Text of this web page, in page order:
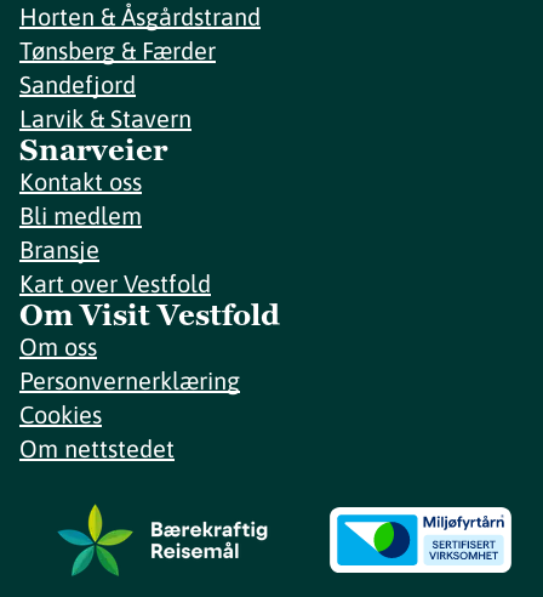
Horten & Åsgårdstrand
Tønsberg & Færder
Sandefjord
Larvik & Stavern
Snarveier
Kontakt oss
Bli medlem
Bransje
Kart over Vestfold
Om Visit Vestfold
Om oss
Personvernerklæring
Cookies
Om nettstedet